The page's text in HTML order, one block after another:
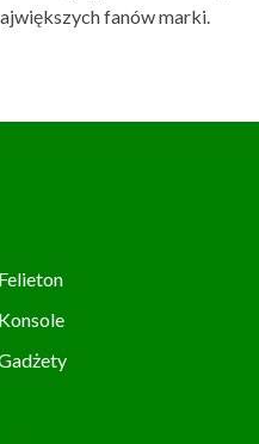
fanów marki.
Felieton
Konsole